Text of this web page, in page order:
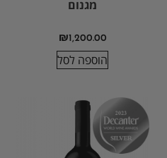
מגנום
₪1,200.00
הוספה לסל